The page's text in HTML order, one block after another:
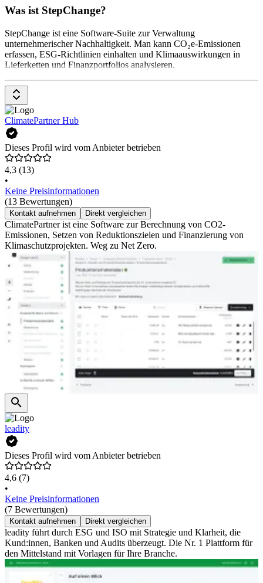
Was ist StepChange?
StepChange ist eine Software-Suite zur Verwaltung
unternehmerischer Nachhaltigkeit. Man kann CO₂e-Emissionen
erfassen, ESG-Richtlinien einhalten und Klimaauswirkungen in
Lieferketten und Finanzportfolios analysieren.
ClimatePartner Hub
Dieses Profil wird vom Anbieter betrieben
4,3 (13)
•
Keine Preisinformationen
(13 Bewertungen)
Kontakt aufnehmen Direkt vergleichen
ClimatePartner ist eine Software zur Berechnung von CO2-
Emissionen, Setzen von Reduktionszielen und Finanzierung von
Klimaschutzprojekten. Weg zu Net Zero.
leadity
Dieses Profil wird vom Anbieter betrieben
4,6 (7)
•
Keine Preisinformationen
(7 Bewertungen)
Kontakt aufnehmen Direkt vergleichen
leadity führt durch ESG und ISO mit Strategie und Klarheit, die
Kund:innen, Banken und Audits überzeugt. Die Nr. 1 Plattform für
den Mittelstand mit Vorlagen für Ihre Branche.